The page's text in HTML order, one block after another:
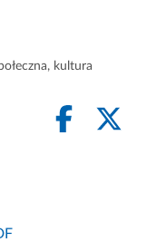
, kultura